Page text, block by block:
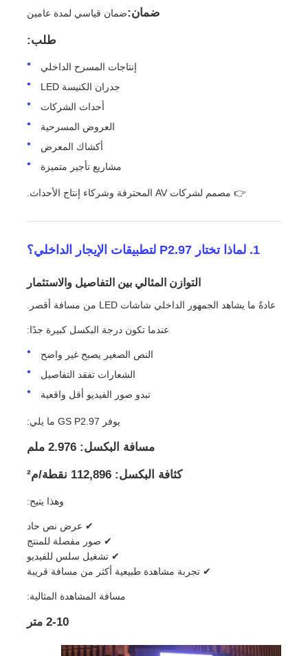
جدار فيديو LED COB
عرض LED شفاف
ضمان:ضمان قياسي لمدة عامين
طلب:
إنتاجات المسرح الداخلي
جدران الكنيسة LED
أحداث الشركات
العروض المسرحية
أكشاك المعرض
مشاريع تأجير متميزة
👉 مصمم لشركات AV المحترفة وشركاء إنتاج الأحداث.
1. لماذا تختار P2.97 لتطبيقات الإيجار الداخلي؟
التوازن المثالي بين التفاصيل والاستثمار
عادةً ما يشاهد الجمهور الداخلي شاشات LED من مسافة أقصر.
عندما تكون درجة البكسل كبيرة جدًا:
النص الصغير يصبح غير واضح
الشعارات تفقد التفاصيل
تبدو صور الفيديو أقل واقعية
يوفر GS P2.97 ما يلي:
مسافة البكسل: 2.976 ملم
كثافة البكسل: 112,896 نقطة/م²
وهذا يتيح:
✔ عرض نص حاد
✔ صور مفصلة للمنتج
✔ تشغيل سلس للفيديو
✔ تجربة مشاهدة طبيعية أكثر من مسافة قريبة
مسافة المشاهدة المثالية:
2-10 متر